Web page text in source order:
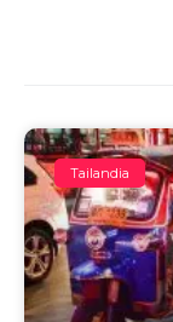
Tailandia